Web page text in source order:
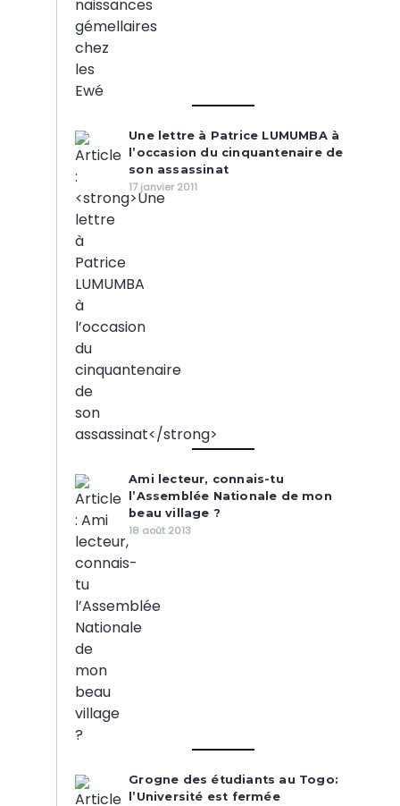
Une lettre à Patrice LUMUMBA à
l’occasion du cinquantenaire de
son assassinat
17 janvier 2011
Ami lecteur, connais-tu
l’Assemblée Nationale de mon
beau village ?
18 août 2013
Grogne des étudiants au Togo:
l’Université est fermée